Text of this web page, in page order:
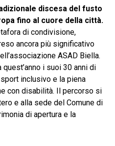
discesa del fusto
fino al cuore della città.
di condivisione,
ancora più significativo
ASAD Biella.
i suoi 30 anni di
inclusivo e la piena
con disabilità. Il percorso si
e alla sede del Comune di
di apertura e la